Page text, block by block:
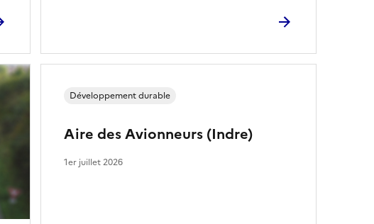
Aire des Avionneurs (Indre)
Développement durable
1er juillet 2026